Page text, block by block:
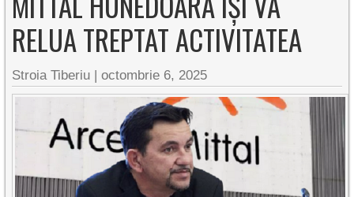
RELUA TREPTAT ACTIVITATEA
Stroia Tiberiu |octombrie 6, 2025